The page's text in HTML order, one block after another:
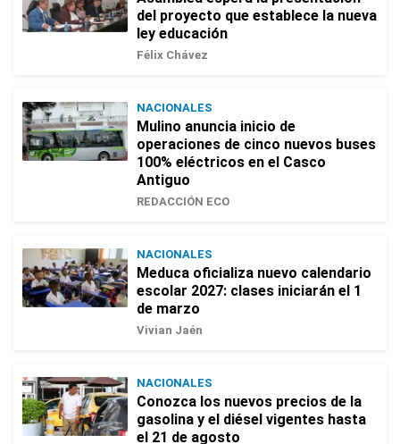
del proyecto que establece la nueva
ley educación
Félix Chávez
NACIONALES
Mulino anuncia inicio de
operaciones de cinco nuevos buses
100% eléctricos en el Casco
Antiguo
REDACCIÓN ECO
NACIONALES
Meduca oficializa nuevo calendario
escolar 2027: clases iniciarán el 1
de marzo
Vivian Jaén
NACIONALES
Conozca los nuevos precios de la
gasolina y el diésel vigentes hasta
el 21 de agosto